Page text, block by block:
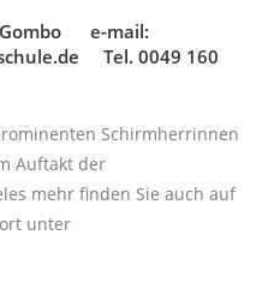
Gombo e-mail:
Tel. 0049 160
Schirmherrinnen
Auftakt der
mehr finden Sie auch auf
unter